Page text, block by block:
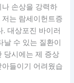
손상을 강력하
는 람세이헌트증
. 대상포진 바이러
날 수 있는 질환이
당시에는 제 증상
들이기 어려웠습